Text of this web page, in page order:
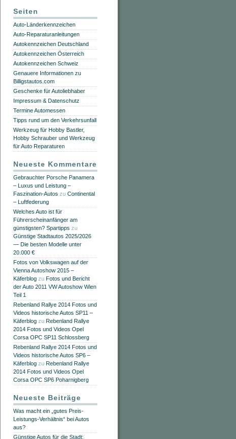
Seiten
Auto-Länderkennzeichen
Auto-Reparaturanleitungen
Autokennzeichen Deutschland
Autokennzeichen Österreich
Autokennzeichen Schweiz
Genauere Informationen zu
Billigstautos.com
Geschenke für Autoliebhaber
Impressum & Datenschutz
Termine Automessen
Tipps rund um den Verkehrsunfall
Werkzeug für Hobby Bastler,
Hobby Schrauber und Werkzeug
für Auto Reparaturen
Neueste Kommentare
Gebrauchter Porsche Panamera
– Luxus und Leistung –
Faszination-Autos zu Continental
– Luftfederung
Welches Auto ist für
Führerscheinanfänger am
günstigsten? Spartipps zu
Günstige Stadtautos 2025/2026
— Die besten Modelle unter
20.000 €
Fotos von Volkswagen auf der
Vienna Autoshow 2015 –
Käferblog zu Fotos und Bericht
der Auto 2011 VW Autoshow Wien
Teil 1
Rebenland Rallye 2014 Fotos und
Videos historische Autos SP11 –
Käferblog zu Rebenland Rallye
2014 Fotos und Videos Opel
Corsa OPC SP11 Schlossberg
Rebenland Rallye 2014 Fotos und
Videos historische Autos SP6 –
Käferblog zu Rebenland Rallye
2014 Fotos und Videos Opel
Corsa OPC SP6 Poharnigberg
Neueste Beiträge
Was macht ein „gutes Preis-
Leistungs-Verhältnis“ bei Autos
aus?
Günstige Autos für die Stadt: